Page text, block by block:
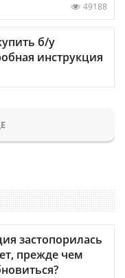
49188
б/у
инструкция
застопорилась
прежде чем